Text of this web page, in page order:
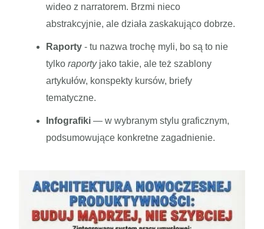
wideo z narratorem. Brzmi nieco
abstrakcyjnie, ale działa zaskakująco dobrze.
Raporty - tu nazwa trochę myli, bo są to nie
tylko raportyjako takie, ale też szablony
artykułów, konspekty kursów, briefy
tematyczne.
Infografiki — w wybranym stylu graficznym,
podsumowujące konkretne zagadnienie.